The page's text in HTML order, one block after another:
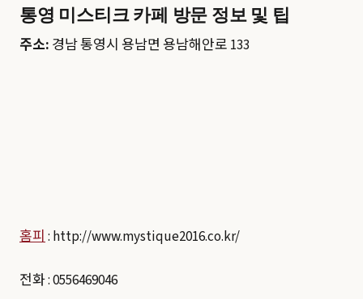
통영 미스티크 카페 방문 정보 및 팁
주소: 경남 통영시 용남면 용남해안로 133
홈피: http://www.mystique2016.co.kr/
전화 : 0556469046